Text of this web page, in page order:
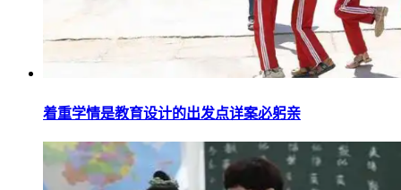
着重学情是教育设计的出发点详案必躬亲